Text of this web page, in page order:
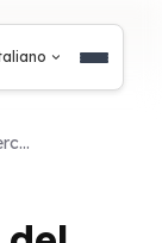
Cos'è una Mappa del Percorso del Cliente? Definizione e Vantaggi